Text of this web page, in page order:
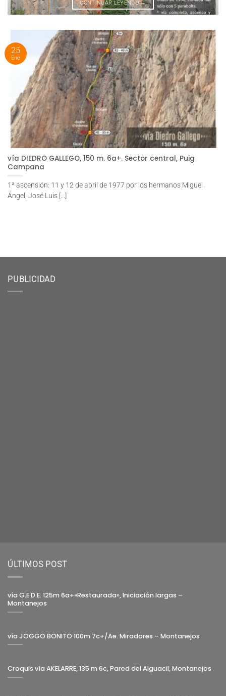
CONTINUAR LEYENDO→
vía DIEDRO GALLEGO, 150 m. 6a+. Sector central, Puig
Campana
1ª ascensión: 11 y 12 de abril de 1977 por los hermanos Miguel
Ángel, José Luis [...]
25
Ene
PUBLICIDAD
ÚLTIMOS POST
vía G.E.D.E. 125m 6a+»Restaurada», Iniciación largas –
Montanejos
vía JOGGO BONITO 100m 7c+/Ae. Miradores – Montanejos
Croquis vía AKELARRE, 135 m 6c, Pared del Alguacil, Montanejos